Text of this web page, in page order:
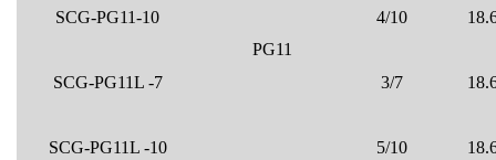
PG11
SCG-PG11-10 4/10
SCG-PG11L -7 3/7
SCG-PG11L -10 5/10